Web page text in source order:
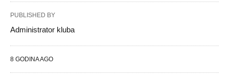
PUBLISHED BY
Administrator kluba
8 GODINA AGO